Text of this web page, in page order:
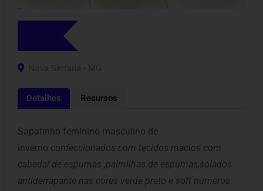
Detalhes Recursos
Sapatinho feminino masculino de
inverno confeccionados com tecidos macios com
cabedal de espumas ,palmilhas de espumas,solados
antiderrapante nas cores verde preto e soft números